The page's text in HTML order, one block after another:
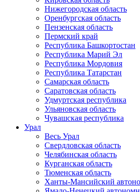
Нижегородская область
Оренбургская область
Пензенская область
Пермский край
Республика Башкортостан
Республика Марий Эл
Республика Мордовия
Республика Татарстан
Самарская область
Саратовская область
Удмуртская республика
Ульяновская область
Чувашская республика
Урал
Весь Урал
Свердловская область
Челябинская область
Курганская область
Тюменская область
Ханты-Мансийский